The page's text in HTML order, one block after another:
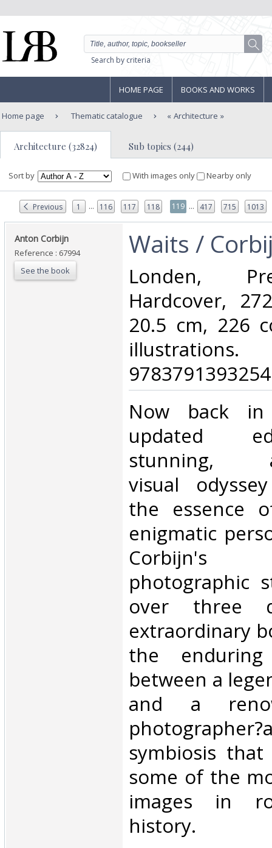
Search by criteria
HOME PAGE BOOKS AND WORKS
Home page Thematic catalogue Architecture
Architecture (32824) Sub topics (244)
Sort by With images only Nearby only
Previous 1 ... 116 117 118 119 ... 417 715 1013
‎Anton Corbijn‎
Reference : 67994
See the book
‎Waits /
‎Londen,
Hardcover,
20.5 cm, 226
illustrations.
‎Now back
updated
stunning,
visual
the essence
enigmatic
Corbijn's
photographic
over three
extraordinary
the enduring
between a
and a
symbiosis
some of the
images in
history.‎